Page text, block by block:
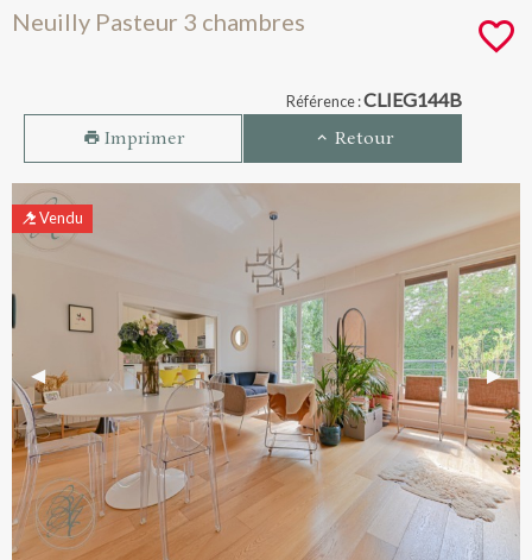
Neuilly Pasteur 3 chambres
Référence :CLIEG144B
Imprimer Retour
Vendu
Previous Slide
◀︎ Next
▶︎